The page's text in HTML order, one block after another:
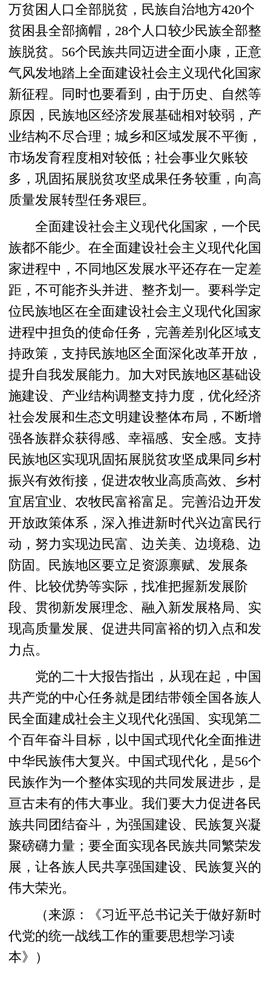
万贫困人口全部脱贫，民族自治地方420个
贫困县全部摘帽，28个人口较少民族全部整
族脱贫。56个民族共同迈进全面小康，正意
气风发地踏上全面建设社会主义现代化国家
新征程。同时也要看到，由于历史、自然等
原因，民族地区经济发展基础相对较弱，产
业结构不尽合理；城乡和区域发展不平衡，
市场发育程度相对较低；社会事业欠账较
多，巩固拓展脱贫攻坚成果任务较重，向高
质量发展转型任务艰巨。
全面建设社会主义现代化国家，一个民
族都不能少。在全面建设社会主义现代化国
家进程中，不同地区发展水平还存在一定差
距，不可能齐头并进、整齐划一。要科学定
位民族地区在全面建设社会主义现代化国家
进程中担负的使命任务，完善差别化区域支
持政策，支持民族地区全面深化改革开放，
提升自我发展能力。加大对民族地区基础设
施建设、产业结构调整支持力度，优化经济
社会发展和生态文明建设整体布局，不断增
强各族群众获得感、幸福感、安全感。支持
民族地区实现巩固拓展脱贫攻坚成果同乡村
振兴有效衔接，促进农牧业高质高效、乡村
宜居宜业、农牧民富裕富足。完善沿边开发
开放政策体系，深入推进新时代兴边富民行
动，努力实现边民富、边关美、边境稳、边
防固。民族地区要立足资源禀赋、发展条
件、比较优势等实际，找准把握新发展阶
段、贯彻新发展理念、融入新发展格局、实
现高质量发展、促进共同富裕的切入点和发
力点。
党的二十大报告指出，从现在起，中国
共产党的中心任务就是团结带领全国各族人
民全面建成社会主义现代化强国、实现第二
个百年奋斗目标，以中国式现代化全面推进
中华民族伟大复兴。中国式现代化，是56个
民族作为一个整体实现的共同发展进步，是
亘古未有的伟大事业。我们要大力促进各民
族共同团结奋斗，为强国建设、民族复兴凝
聚磅礴力量；要全面实现各民族共同繁荣发
展，让各族人民共享强国建设、民族复兴的
伟大荣光。
（来源：《习近平总书记关于做好新时
代党的统一战线工作的重要思想学习读
本》）